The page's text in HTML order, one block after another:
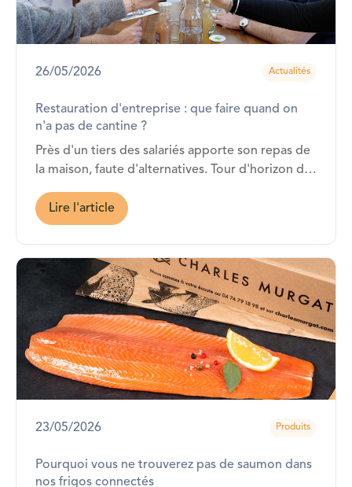
26/05/2026 Actualités
Restauration d'entreprise : que faire quand on
n'a pas de cantine ?
Près d'un tiers des salariés apporte son repas de
la maison, faute d'alternatives. Tour d'horizon des
vraies options pour organiser la pause déjeuner
de vos équipes, sans cantine et sans se ruiner.
Lire l'article
23/05/2026 Produits
Pourquoi vous ne trouverez pas de saumon dans
nos frigos connectés